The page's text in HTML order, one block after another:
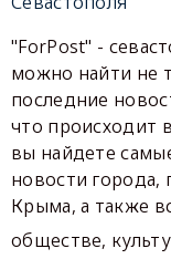
"ForPost" -
можно найти не
последние
что происходит
вы найдете
новости города,
Крыма, а также
обществе,